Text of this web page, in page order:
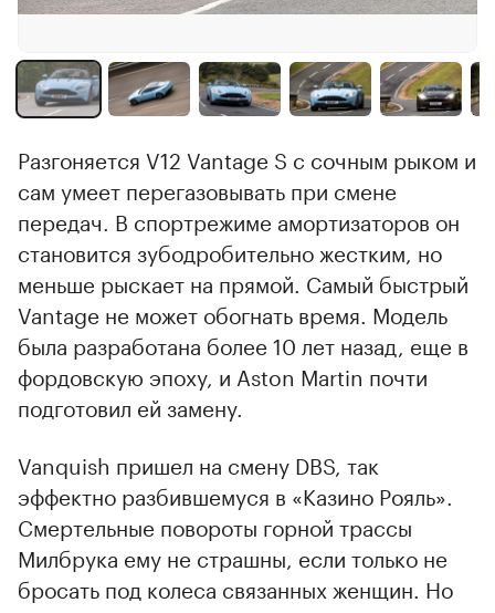
Разгоняется V12 Vantage S с сочным рыком и
сам умеет перегазовывать при смене
передач. В спортрежиме амортизаторов он
становится зубодробительно жестким, но
меньше рыскает на прямой. Самый быстрый
Vantage не может обогнать время. Модель
была разработана более 10 лет назад, еще в
фордовскую эпоху, и Aston Martin почти
подготовил ей замену.
Vanquish пришел на смену DBS, так
эффектно разбившемуся в «Казино Рояль».
Смертельные повороты горной трассы
Милбрука ему не страшны, если только не
бросать под колеса связанных женщин. Но